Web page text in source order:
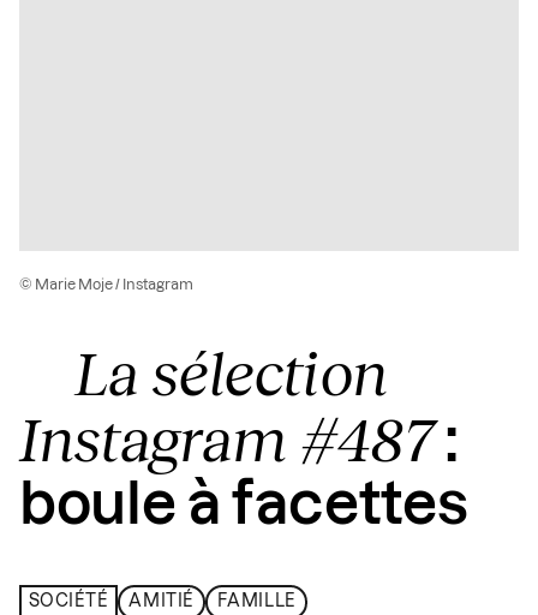
La sélection
Instagram #487:
boule à facettes
SOCIÉTÉ AMITIÉ FAMILLE
© Marie Moje / Instagram